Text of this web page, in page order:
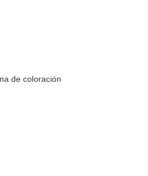
de coloración